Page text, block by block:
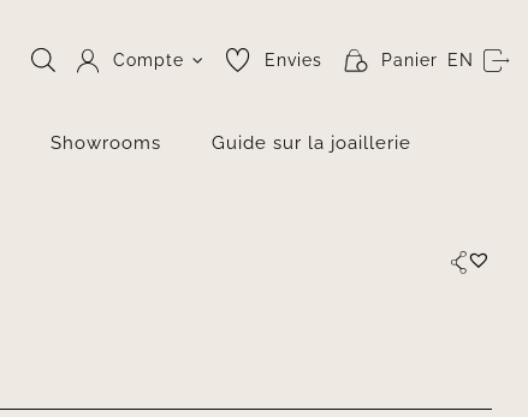
Compte Envies Panier EN
Showrooms Guide sur la joaillerie